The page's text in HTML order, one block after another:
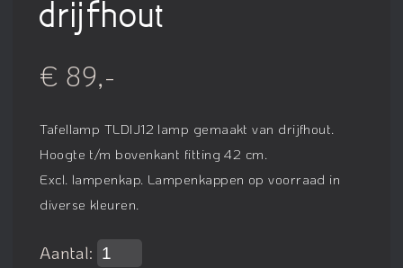
drijfhout
€ 89,-
Tafellamp TLDIJ12 lamp gemaakt van drijfhout.
Hoogte t/m bovenkant fitting 42 cm.
Excl. lampenkap. Lampenkappen op voorraad in
diverse kleuren.
Aantal: